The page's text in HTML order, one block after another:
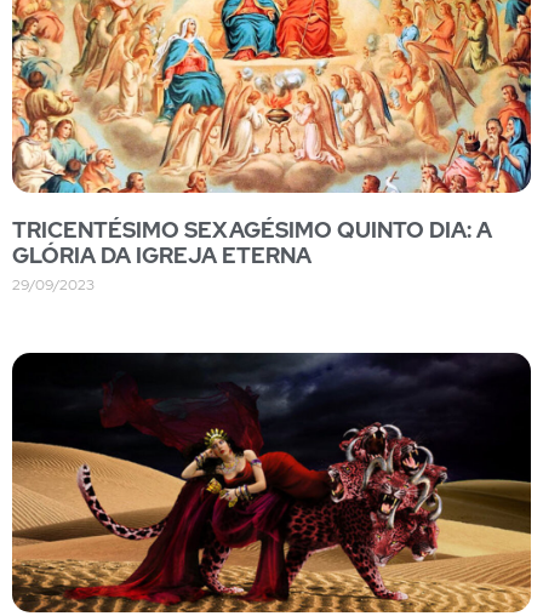
TRICENTÉSIMO SEXAGÉSIMO QUINTO DIA: A
GLÓRIA DA IGREJA ETERNA
29/09/2023